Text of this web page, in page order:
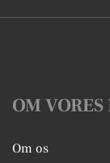
OM
Om os